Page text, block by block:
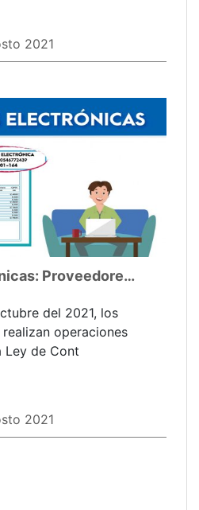
2021
Facturas Electrónicas: Proveedores del Estado
del 2021, los
operaciones
Ley de Cont
2021